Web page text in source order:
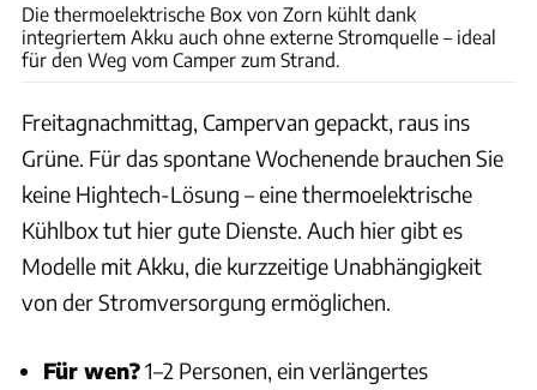
Die thermoelektrische Box von Zorn kühlt dank
integriertem Akku auch ohne externe Stromquelle – ideal
für den Weg vom Camper zum Strand.
Freitagnachmittag, Campervan gepackt, raus ins
Grüne. Für das spontane Wochenende brauchen Sie
keine Hightech-Lösung – eine thermoelektrische
Kühlbox tut hier gute Dienste. Auch hier gibt es
Modelle mit Akku, die kurzzeitige Unabhängigkeit
von der Stromversorgung ermöglichen.
Für wen?1–2 Personen, ein verlängertes